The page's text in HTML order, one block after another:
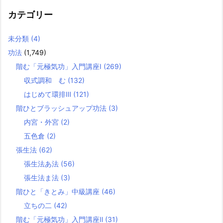
カテゴリー
未分類 (4)
功法 (1,749)
階む「元極気功」入門講座Ⅰ (269)
収式調和 む (132)
はじめて環排Ⅲ (121)
階ひとブラッシュアップ功法 (3)
内宮・外宮 (2)
五色倉 (2)
張生法 (62)
張生法あ法 (56)
張生法ま法 (3)
階ひと「きとみ」中級講座 (46)
立ちの二 (42)
階む「元極気功」入門講座Ⅱ (31)